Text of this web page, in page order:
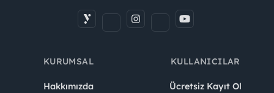
KURUMSAL
Hakkımızda
KULLANICILAR
Ücretsiz Kayıt Ol